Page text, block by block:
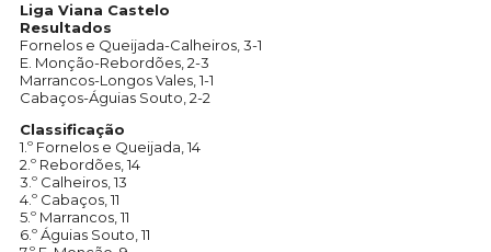
Liga Viana Castelo
Resultados
Fornelos e Queijada-Calheiros, 3-1
E. Monção-Rebordões, 2-3
Marrancos-Longos Vales, 1-1
Cabaços-Águias Souto, 2-2
Classificação
1.º Fornelos e Queijada, 14
2.º Rebordões, 14
3.º Calheiros, 13
4.º Cabaços, 11
5.º Marrancos, 11
6.º Águias Souto, 11